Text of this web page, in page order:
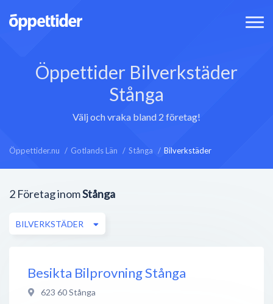
Öppettider Bilverkstäder
Stånga
Välj och vraka bland 2 företag!
Öppettider.nu Gotlands Län Stånga Bilverkstäder
2 Företag inomStånga
BILVERKSTÄDER
Besikta Bilprovning Stånga
623 60Stånga